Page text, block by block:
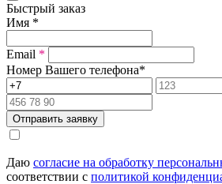
Быстрый заказ
Имя *
Email *
Номер Вашего телефона*
Отправить заявку
Даю согласие на обработку
соответствии с политикой